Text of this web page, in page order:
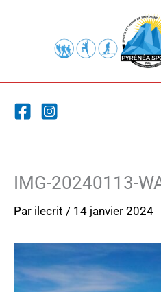
IMG-20240113-
Par ilecrit / 14 janvier 2024